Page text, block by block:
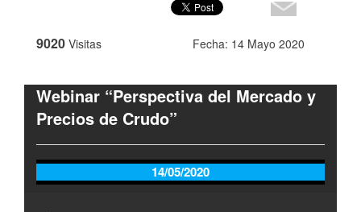
9020 Visitas Fecha: 14 Mayo 2020
Webinar “Perspectiva del Mercado y
Precios de Crudo”
14/05/2020